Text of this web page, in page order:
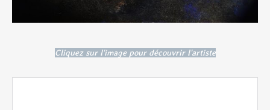
Cliquez sur l'image pour découvrir l'artiste